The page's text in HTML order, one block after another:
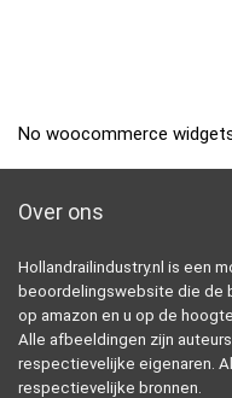
No woocommerce
Over ons
Hollandrailindustry.nl is een
beoordelingswebsite die de
op amazon en u op de
Alle afbeeldingen zijn
respectievelijke eigenaren.
respectievelijke bronnen.